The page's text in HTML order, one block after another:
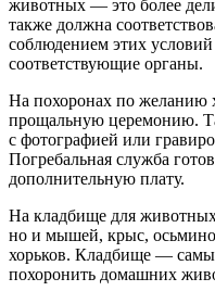
животных — это более
также должна
соблюдением этих
соответствующие органы.
На похоронах по желанию
прощальную церемонию.
с фотографией или
Погребальная служба
дополнительную плату.
На кладбище для
но и мышей, крыс,
хорьков. Кладбище —
похоронить домашних